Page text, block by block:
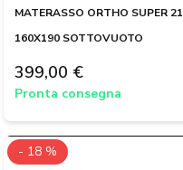
MATERASSO ORTHO SUPER 21
160X190 SOTTOVUOTO
399,00 €
Pronta consegna
- 18 %